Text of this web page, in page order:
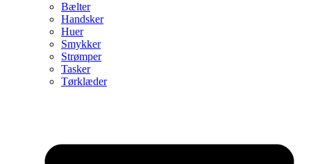
Bælter
Handsker
Huer
Smykker
Strømper
Tasker
Tørklæder